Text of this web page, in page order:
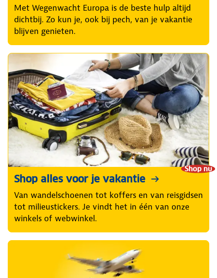
Met Wegenwacht Europa is de beste hulp altijd
dichtbij. Zo kun je, ook bij pech, van je vakantie
blijven genieten.
Shop nu
Shop alles voor je vakantie
Van wandelschoenen tot koffers en van reisgidsen
tot milieustickers. Je vindt het in één van onze
winkels of webwinkel.